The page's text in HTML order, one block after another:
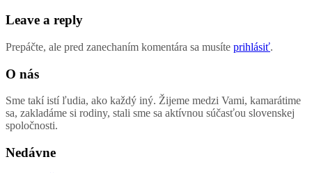
Leave a reply
Prepáčte, ale pred zanechaním komentára sa musíte prihlásiť.
O nás
Sme takí istí ľudia, ako každý iný. Žijeme medzi Vami, kamarátime
sa, zakladáme si rodiny, stali sme sa aktívnou súčasťou slovenskej
spoločnosti.
Nedávne